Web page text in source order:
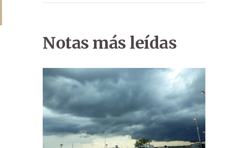
Notas más leídas